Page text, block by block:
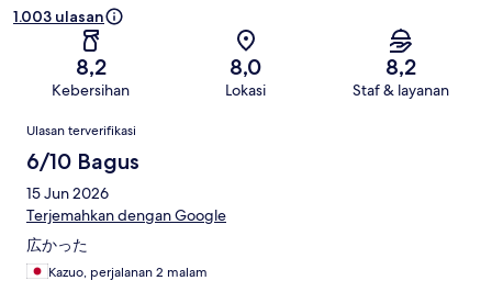
1.003 ulasan
8,2
Kebersihan
8,0
Lokasi
8,2
Staf & layanan
Ulasan
Ulasan terverifikasi
6/10 Bagus
15 Jun 2026
Terjemahkan dengan Google
広かった
Kazuo, perjalanan 2 malam